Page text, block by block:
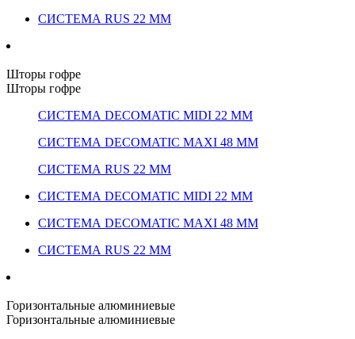
СИСТЕМА RUS 22 ММ
Шторы гофре
Шторы гофре
СИСТЕМА DECOMATIC MIDI 22 ММ
СИСТЕМА DECOMATIC MAXI 48 ММ
СИСТЕМА RUS 22 ММ
СИСТЕМА DECOMATIC MIDI 22 ММ
СИСТЕМА DECOMATIC MAXI 48 ММ
СИСТЕМА RUS 22 ММ
Горизонтальные алюминиевые
Горизонтальные алюминиевые